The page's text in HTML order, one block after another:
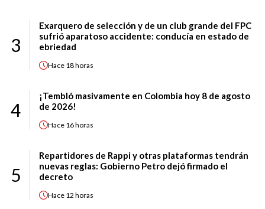
3
Exarquero de selección y de un club grande del FPC
sufrió aparatoso accidente: conducía en estado de
ebriedad
Hace 18 horas
4
¡Tembló masivamente en Colombia hoy 8 de agosto
de 2026!
Hace 16 horas
5
Repartidores de Rappi y otras plataformas tendrán
nuevas reglas: Gobierno Petro dejó firmado el
decreto
Hace 12 horas